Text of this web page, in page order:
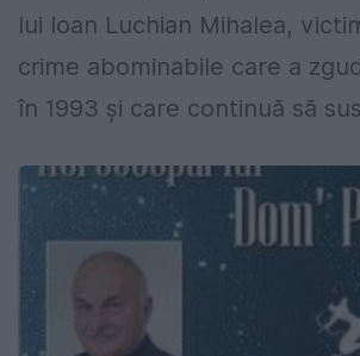
lui Ioan Luchian Mihalea,
crime abominabile care a
în 1993 şi care continuă să